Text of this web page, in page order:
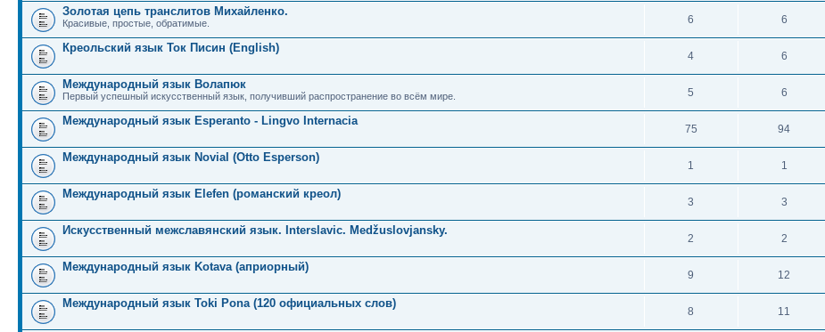
Золотая цепь транслитов Михайленко.
Красивые, простые, обратимые. 6 6
Креольский язык Ток Писин (English)
4 6
Международный язык Волапюк
Первый успешный искусственный язык, получивший распространение во всём мире. 5 6
Международный язык Esperanto - Lingvo Internacia
75 94
Международный язык Novial (Otto Esperson)
1 1
Международный язык Elefen (романский креол)
3 3
Искусственный межславянский язык. Interslavic. Medžuslovjansky.
2 2
Международный язык Kotava (априорный)
9 12
Международный язык Toki Pona (120 официальных слов)
8 11